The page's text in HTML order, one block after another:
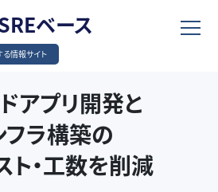
ベース
情報サイト
アプリ開発と
フラ構築の
ト・工数を削減